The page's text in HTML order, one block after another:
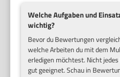
Welche Aufgaben und
wichtig?
Bevor du Bewertungen
welche Arbeiten du mit dem
erledigen möchtest. Nicht
gut geeignet. Schau in